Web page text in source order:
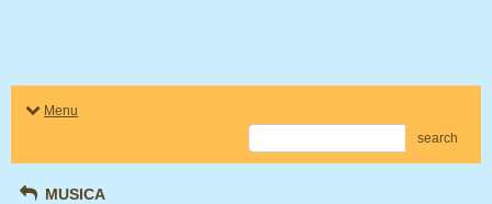
Menu
search
MUSICA